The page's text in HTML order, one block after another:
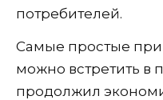
потребителей.
Самые простые
можно встретить в
продолжил